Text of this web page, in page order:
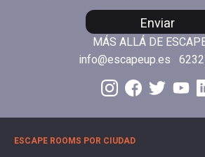
Enviar
MÁS ALLÁ DE
info@escapeup.es
ESCAPE ROOMS POR CIUDAD